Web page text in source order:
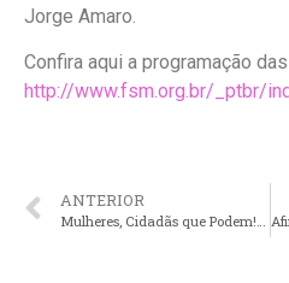
Jorge Amaro.
Confira aqui a programação
http://www.fsm.org.br/_ptbr/
ANTERIOR